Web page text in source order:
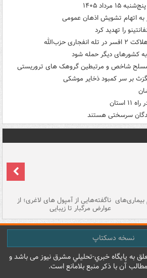
مرداد ۱۴۰۵
را تهدید کرد
حزب‌الله
به کشورهای دیگر حمله شود
بر سر کمبود ذخایر موشکی
سرسختی هستند
ناگفته‌هایی از آمپول های لاغری؛ از
عوارض مرگبار تا زیبایی
نسخه دسکتاپ
به پایگاه خبري-تحليلي مشرق نيوز می باشد و
آن با ذکر منبع بلامانع است.